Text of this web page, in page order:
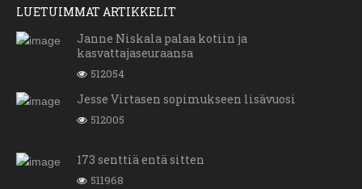
LUETUIMMAT ARTIKKELIT
Janne Niskala palaa kotiin ja
kasvattajaseuraansa
512054
Jesse Virtasen sopimukseen lisävuosi
512005
173 senttiä entä sitten
511968